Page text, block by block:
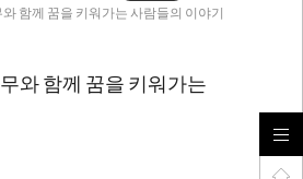
함께 꿈을 키워가는 사람들의 이야기
와 함께 꿈을 키워가는